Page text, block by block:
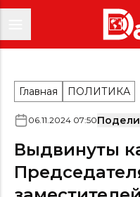
Главная ПОЛИТИКА
06.11.2024 07:50
Выдвинуты